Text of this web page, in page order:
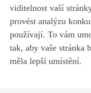
viditelnost vaší
provést analýzu
používají. To vám
tak, aby vaše stránka
měla lepší umístění.